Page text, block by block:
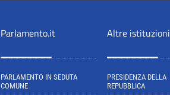
Parlamento.it
PARLAMENTO IN SEDUTA
COMUNE
Altre istituzioni
PRESIDENZA DELLA
REPUBBLICA